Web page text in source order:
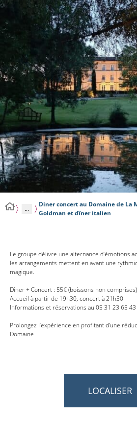
...
Diner concert au Domaine de La
Goldman et dîner italien
Le groupe délivre une alternance d’émotions
les arrangements mettent en avant une
magique.
Diner + Concert : 55€ (boissons non comprises)
Accueil à partir de 19h30, concert à 21h30
Informations et réservations au 05 31 23 65 43
Prolongez l’expérience en profitant d’une
Domaine
LOCALISER